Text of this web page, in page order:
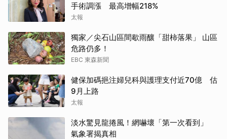
手術調漲 最高增幅218%
太報
獨家／尖石山區間歇雨釀「甜柿落果」 山區
危路仍多！
EBC 東森新聞
健保加碼挹注婦兒科與護理支付近70億 估
9月上路
太報
淡水驚見龍捲風！網嚇壞「第一次看到」
氣象署揭真相